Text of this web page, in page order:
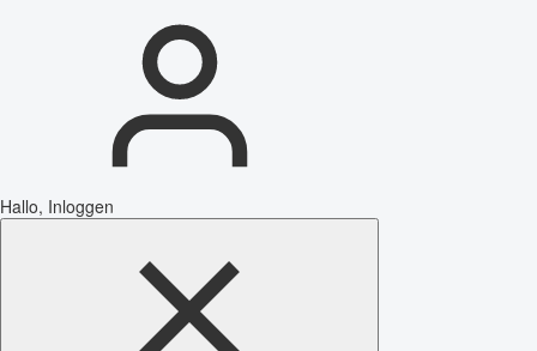
Hallo, Inloggen